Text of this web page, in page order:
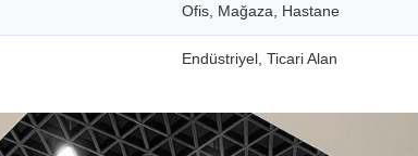
Ofis, Mağaza, Hastane
Endüstriyel, Ticari Alan